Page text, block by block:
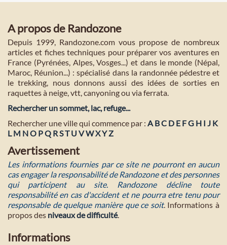
A propos de Randozone
Depuis 1999, Randozone.com vous propose de nombreux
articles et fiches techniques pour préparer vos aventures en
France (Pyrénées, Alpes, Vosges...) et dans le monde (Népal,
Maroc, Réunion...) : spécialisé dans la randonnée pédestre et
le trekking, nous donnons aussi des idées de sorties en
raquettes à neige, vtt, canyoning ou via ferrata.
Rechercher un sommet, lac, refuge...
Rechercher une ville qui commence par : A BC D E FG H I J K
L M NO PQ RST U VWXYZ
Avertissement
Les informations fournies par ce site ne pourront en aucun
cas engager la responsabilité de Randozone et des personnes
qui participent au site. Randozone décline toute
responsabilité en cas d'accident et ne pourra etre tenu pour
responsable de quelque manière que ce soit. Informations à
propos des niveaux de difficulté.
Informations